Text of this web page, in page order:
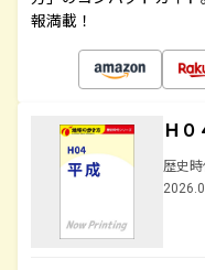
報満載！
Ｈ
歴史